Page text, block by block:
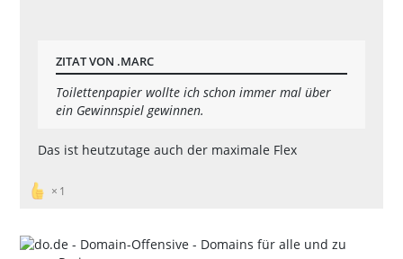
ZITAT VON .MARC
Toilettenpapier wollte ich schon immer mal über
ein Gewinnspiel gewinnen.
Das ist heutzutage auch der maximale Flex
1